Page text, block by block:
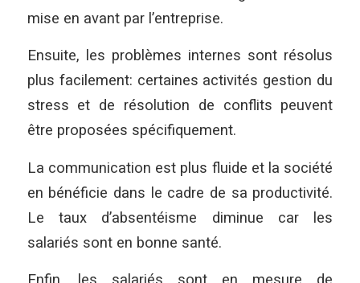
mise en avant par l’entreprise.
Ensuite, les problèmes internes sont résolus
plus facilement: certaines activités gestion du
stress et de résolution de conflits peuvent
être proposées spécifiquement.
La communication est plus fluide et la société
en bénéficie dans le cadre de sa productivité.
Le taux d’absentéisme diminue car les
salariés sont en bonne santé.